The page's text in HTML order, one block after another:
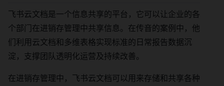
飞书云文档是一个信息共享的平台，它可以让企业的各
个部门在进销存管理中共享信息。在传音的案例中，他
们利用云文档和多维表格实现标准的日常报告数据沉
淀，支撑团队透明化运营及持续改善。
在进销存管理中，飞书云文档可以用来存储和共享各种